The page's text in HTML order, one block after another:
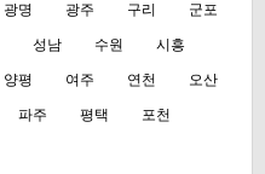
광명 광주 구리 군포
성남 수원 시흥
양평 여주 연천 오산
파주 평택 포천